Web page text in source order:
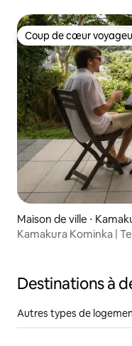
Coup de cœur
Coup de cœur
Maison de ville ⋅
Kamakura Kominka |
Destinations à
Autres types de